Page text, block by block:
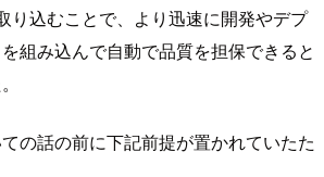
り込むことで、より迅速に開発やデプ
組み込んで自動で品質を担保できると
の話の前に下記前提が置かれていたた